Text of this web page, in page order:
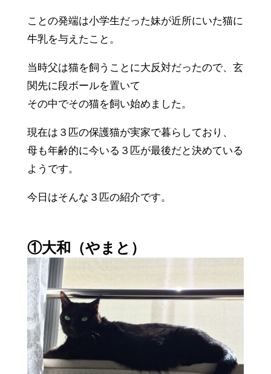
ことの発端は小学生だった妹が近所にいた猫に
牛乳を与えたこと。
当時父は猫を飼うことに大反対だったので、玄
関先に段ボールを置いて
その中でその猫を飼い始めました。
現在は３匹の保護猫が実家で暮らしており、
母も年齢的に今いる３匹が最後だと決めている
ようです。
今日はそんな３匹の紹介です。
①大和（やまと）